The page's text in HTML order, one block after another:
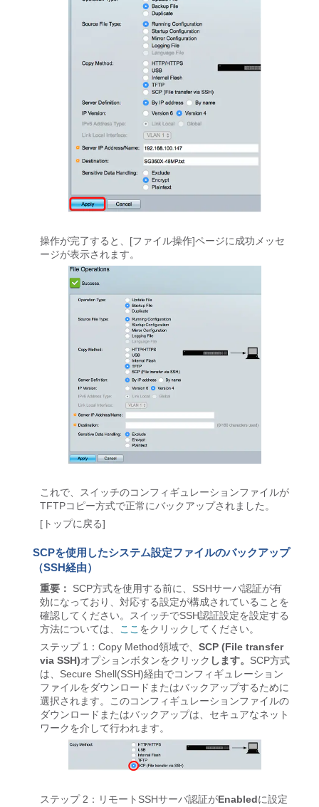
操作が完了すると、[ファイル操作]ページに成功メッセ
ージが表示されます。
これで、スイッチのコンフィギュレーションファイルが
TFTPコピー方式で正常にバックアップされました。
[トップに戻る]
SCPを使用したシステム設定ファイルのバックアップ
（SSH経由）
重要：
SCP方式を使用する前に、SSHサーバ認証が有
効になっており、対応する設定が構成されていることを
確認してください。スイッチでSSH認証設定を設定する
方法については、
ここ をクリックしてください。
ステップ 1：Copy Method領域で、 SCP (File transfer
via SSH)オプションボタンをクリック します。 SCP方式
は、Secure Shell(SSH)経由でコンフィギュレーション
ファイルをダウンロードまたはバックアップするために
選択されます。このコンフィギュレーションファイルの
ダウンロードまたはバックアップは、セキュアなネット
ワークを介して行われます。
ステップ 2：リモートSSHサーバ認証がEnabledに設定